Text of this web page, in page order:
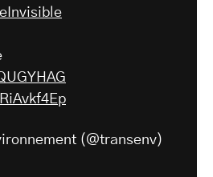
(@transenv)